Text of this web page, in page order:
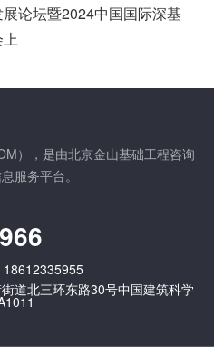
论坛暨2024中国国际深基
），是由北京金山基础工程咨询
服务平台。
道北三环东路30号中国建筑科学